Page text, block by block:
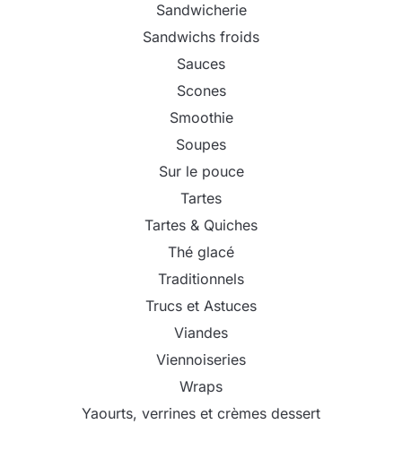
Sandwicherie
Sandwichs froids
Sauces
Scones
Smoothie
Soupes
Sur le pouce
Tartes
Tartes & Quiches
Thé glacé
Traditionnels
Trucs et Astuces
Viandes
Viennoiseries
Wraps
Yaourts, verrines et crèmes dessert